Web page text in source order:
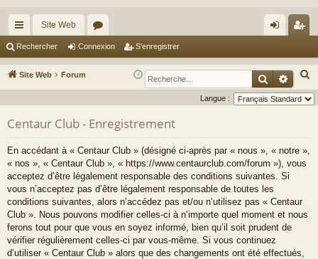
cc
ès
ra
Site Web
or
u
m
ne
xi
nr
eg
r
Rechercher Connexion S’enregistrer
Site Web Forum
e
c
Langue :
Centaur Club - Enregistrement
En accédant à « Centaur Club » (désigné ci-après par « nous », « notre »,
« nos », « Centaur Club », « https://www.centaurclub.com/forum »), vous
acceptez d’être légalement responsable des conditions suivantes. Si
vous n’acceptez pas d’être légalement responsable de toutes les
conditions suivantes, alors n’accédez pas et/ou n’utilisez pas « Centaur
Club ». Nous pouvons modifier celles-ci à n’importe quel moment et nous
ferons tout pour que vous en soyez informé, bien qu’il soit prudent de
vérifier régulièrement celles-ci par vous-même. Si vous continuez
d’utiliser « Centaur Club » alors que des changements ont été effectués,